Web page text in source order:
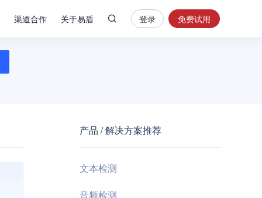
渠道合作 关于易盾
安
全
登录 免费试用
产品 / 解决方案推荐
文本检测
音频检测